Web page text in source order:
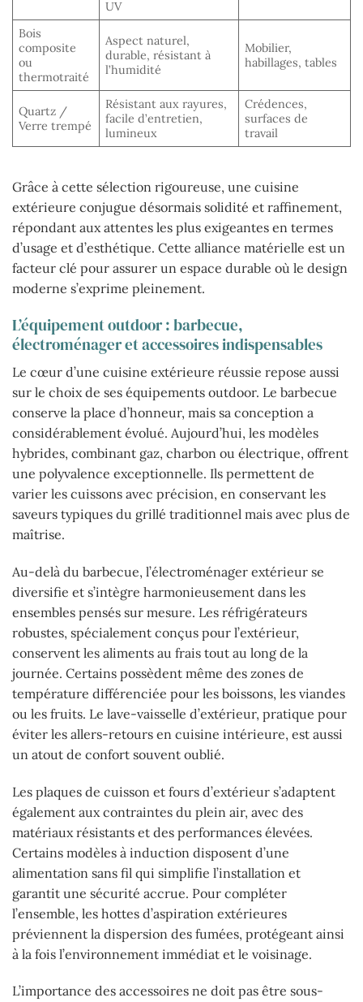
UV
Bois
composite
ou
thermotraité
Aspect naturel,
durable, résistant à
l’humidité
Mobilier,
habillages, tables
Quartz /
Verre trempé
Résistant aux rayures,
facile d’entretien,
lumineux
Crédences,
surfaces de
travail
Grâce à cette sélection rigoureuse, une cuisine
extérieure conjugue désormais solidité et raffinement,
répondant aux attentes les plus exigeantes en termes
d’usage et d’esthétique. Cette alliance matérielle est un
facteur clé pour assurer un espace durable où le design
moderne s’exprime pleinement.
L’équipement outdoor : barbecue,
électroménager et accessoires indispensables
Le cœur d’une cuisine extérieure réussie repose aussi
sur le choix de ses équipements outdoor. Le barbecue
conserve la place d’honneur, mais sa conception a
considérablement évolué. Aujourd’hui, les modèles
hybrides, combinant gaz, charbon ou électrique, offrent
une polyvalence exceptionnelle. Ils permettent de
varier les cuissons avec précision, en conservant les
saveurs typiques du grillé traditionnel mais avec plus de
maîtrise.
Au-delà du barbecue, l’électroménager extérieur se
diversifie et s’intègre harmonieusement dans les
ensembles pensés sur mesure. Les réfrigérateurs
robustes, spécialement conçus pour l’extérieur,
conservent les aliments au frais tout au long de la
journée. Certains possèdent même des zones de
température différenciée pour les boissons, les viandes
ou les fruits. Le lave-vaisselle d’extérieur, pratique pour
éviter les allers-retours en cuisine intérieure, est aussi
un atout de confort souvent oublié.
Les plaques de cuisson et fours d’extérieur s’adaptent
également aux contraintes du plein air, avec des
matériaux résistants et des performances élevées.
Certains modèles à induction disposent d’une
alimentation sans fil qui simplifie l’installation et
garantit une sécurité accrue. Pour compléter
l’ensemble, les hottes d’aspiration extérieures
préviennent la dispersion des fumées, protégeant ainsi
à la fois l’environnement immédiat et le voisinage.
L’importance des accessoires ne doit pas être sous-